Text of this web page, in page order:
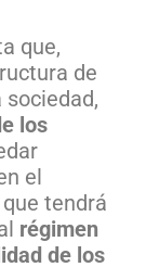
que,
de
los
el
tendrá
régimen
de los